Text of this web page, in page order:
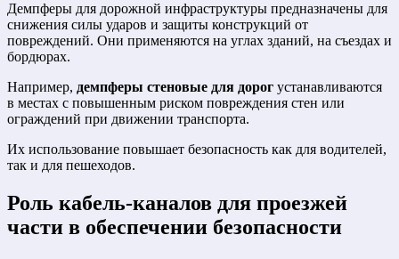
Демпферы для дорожной инфраструктуры предназначены для
снижения силы ударов и защиты конструкций от
повреждений. Они применяются на углах зданий, на съездах и
бордюрах.
Например, демпферы стеновые для дорог устанавливаются
в местах с повышенным риском повреждения стен или
ограждений при движении транспорта.
Их использование повышает безопасность как для водителей,
так и для пешеходов.
Роль кабель-каналов для проезжей
части в обеспечении безопасности